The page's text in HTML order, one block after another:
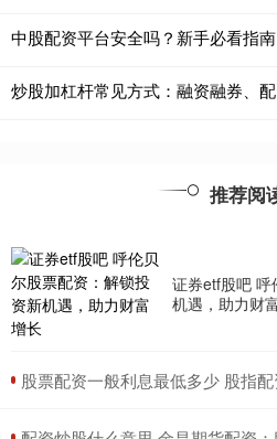
中股配资平台安全吗？新手必看指南
炒股加杠杆常见方式：融资融券、配
推荐阅
证券etf股吧 呼
机遇，助力财
股票配资一般利息最低多少 股指配资助力股市